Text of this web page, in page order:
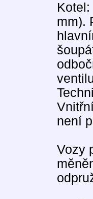
mm).
není
Vozy